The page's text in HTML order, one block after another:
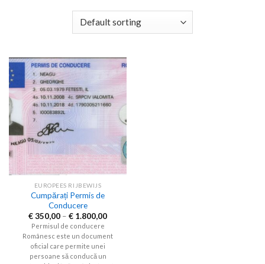
EUROPEES RIJBEWIJS
Cumpărați Permis de
Conducere
€350,00 – € 1.800,00Price
through
Permisul de conducere
Românesc este un document
oficial care permite unei
persoane să conducă un